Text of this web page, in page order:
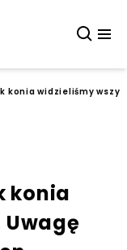
konia widzieliśmy
konia